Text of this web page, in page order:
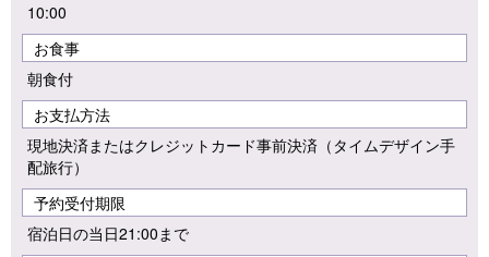
10:00
お食事
朝食付
お支払方法
現地決済またはクレジットカード事前決済（タイムデザイン手
配旅行）
予約受付期限
宿泊日の当日21:00まで